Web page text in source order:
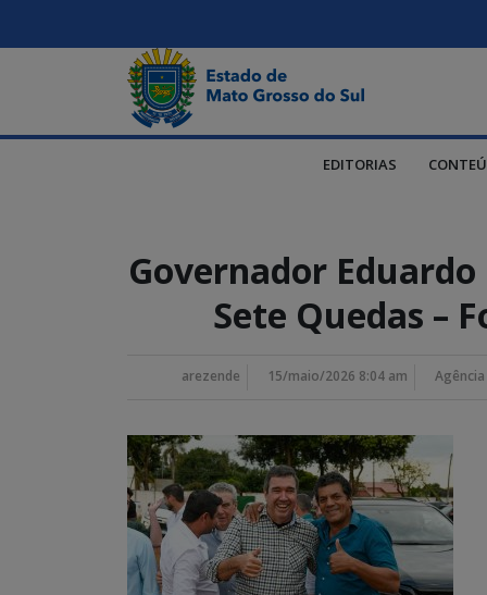
EDITORIAS
Governador
Sete Quedas –
arezende 15/maio/2026 8:04 am